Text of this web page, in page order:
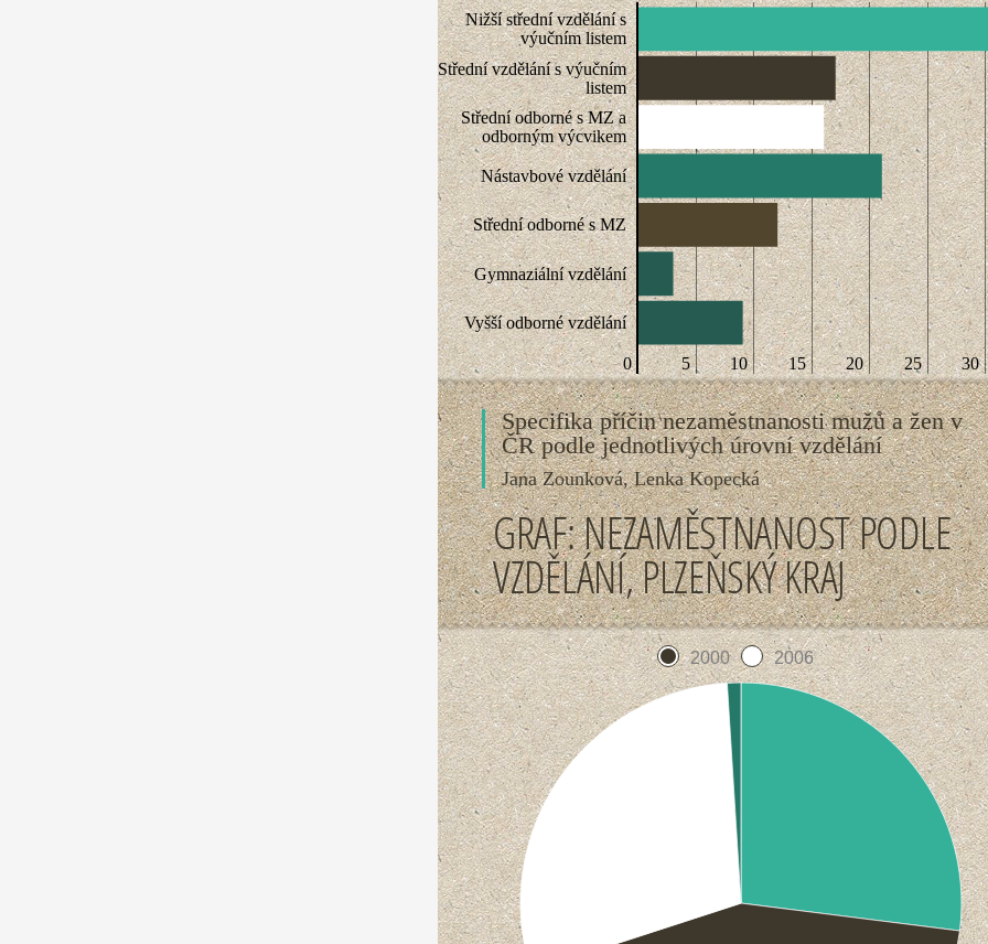
Nižší střední vzdělání s
výučním listem
Střední vzdělání s výučním
listem
Střední odborné s MZ a
odborným výcvikem
Nástavbové vzdělání
Střední odborné s MZ
Gymnaziální vzdělání
Vyšší odborné vzdělání
0 5 10 15 20 25 30
Specifika příčin nezaměstnanosti mužů a žen v
ČR podle jednotlivých úrovní vzdělání
Jana Zounková, Lenka Kopecká
GRAF: NEZAMĚSTNANOST PODLE
VZDĚLÁNÍ, PLZEŇSKÝ KRAJ
2000 2006